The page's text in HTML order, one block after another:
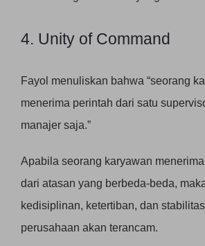
4. Unity of Command
Fayol menuliskan bahwa “seorang
menerima perintah dari satu
manajer saja.”
Apabila seorang karyawan
dari atasan yang berbeda-beda,
kedisiplinan, ketertiban, dan
perusahaan akan terancam.